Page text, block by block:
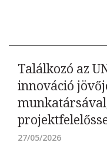
Találkozó az
innováció
27/05/2026